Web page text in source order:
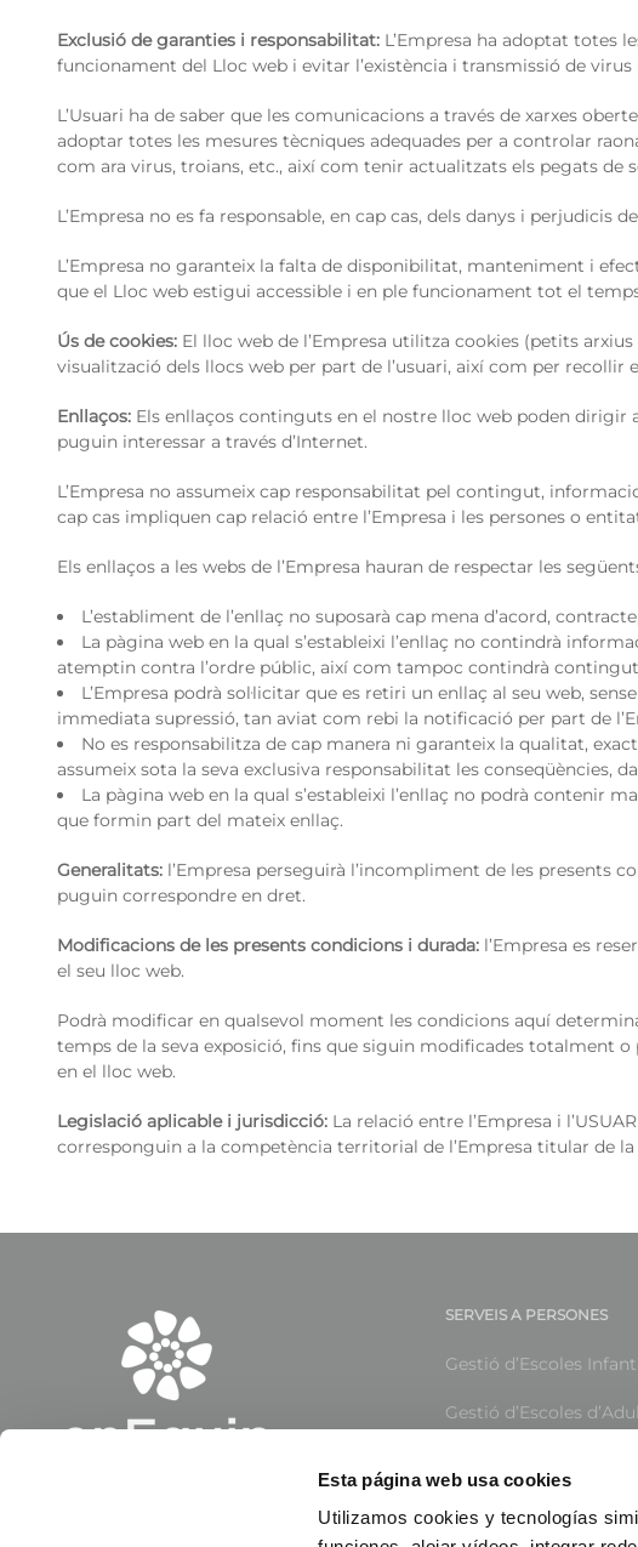
Esta página web usa cookies
Utilizamos cookies y tecnologías
Exclusió de garanties i responsabilitat: L’Empresa ha adoptat totes
funcionament del Lloc web i evitar l’existència i transmissió de
L’Usuari ha de saber que les comunicacions a través de xarxes
adoptar totes les mesures tècniques adequades per a controlar
com ara virus, troians, etc., així com tenir actualitzats els pegats de
L’Empresa no es fa responsable, en cap cas, dels danys i perjudicis
L’Empresa no garanteix la falta de disponibilitat, manteniment i
que el Lloc web estigui accessible i en ple funcionament tot el
Ús de cookies: El lloc web de l’Empresa utilitza cookies (petits
visualització dels llocs web per part de l’usuari, així com per
Enllaços: Els enllaços continguts en el nostre lloc web poden dirigir
puguin interessar a través d’Internet.
L’Empresa no assumeix cap responsabilitat pel contingut,
cap cas impliquen cap relació entre l’Empresa i les persones o
Els enllaços a les webs de l’Empresa hauran de respectar les
L’establiment de l’enllaç no suposarà cap mena d’acord,
La pàgina web en la qual s’estableixi l’enllaç no contindrà
atemptin contra l’ordre públic, així com tampoc contindrà
L’Empresa podrà sol·licitar que es retiri un enllaç al seu web,
immediata supressió, tan aviat com rebi la notificació per part de
No es responsabilitza de cap manera ni garanteix la qualitat,
assumeix sota la seva exclusiva responsabilitat les conseqüències,
La pàgina web en la qual s’estableixi l’enllaç no podrà contenir
que formin part del mateix enllaç.
Generalitats: l’Empresa perseguirà l’incompliment de les presents
puguin correspondre en dret.
Modificacions de les presents condicions i durada: l’Empresa es
el seu lloc web.
Podrà modificar en qualsevol moment les condicions aquí
temps de la seva exposició, fins que siguin modificades totalment
en el lloc web.
Legislació aplicable i jurisdicció: La relació entre l’Empresa i
corresponguin a la competència territorial de l’Empresa titular de
SERVEIS A PERSONES
Gestió d’Escoles
Gestió d’Escoles
Gestió de Centres